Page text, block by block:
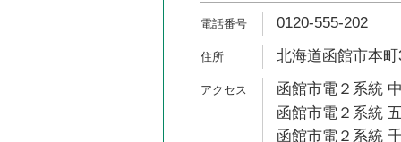
0120-555-202
北海道函館市本
函館市電２系統
函館市電２系統
函館市電２系統